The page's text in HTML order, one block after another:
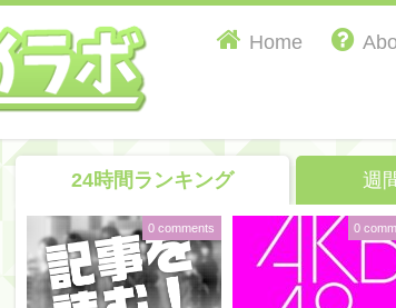
Home
24時間ランキング 週
0 comments 0